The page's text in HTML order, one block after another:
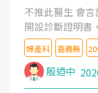
不推此醫生 會
開設診斷證明書
婦產科 嘉義縣
殷迺中